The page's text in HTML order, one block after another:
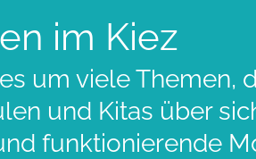
im Kiez
um viele Themen,
und Kitas über
funktionierende